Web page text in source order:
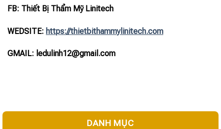
FB: Thiết Bị Thẩm Mỹ Linitech
WEDSITE: https://thietbithammylinitech.com
GMAIL: ledulinh12@gmail.com
DANH MỤC